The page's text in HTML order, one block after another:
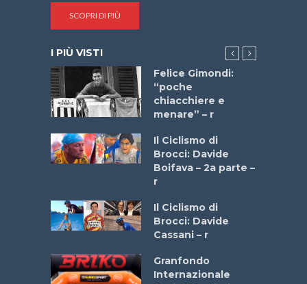
SCOPRI DI PIÙ
I PIÙ VISTI
Felice Gimondi:
“poche
chiacchiere e
menare” – r
Il Ciclismo di
Brocci: Davide
Boifava – 2a parte –
r
Il Ciclismo di
Brocci: Davide
Cassani – r
Granfondo
Internazionale